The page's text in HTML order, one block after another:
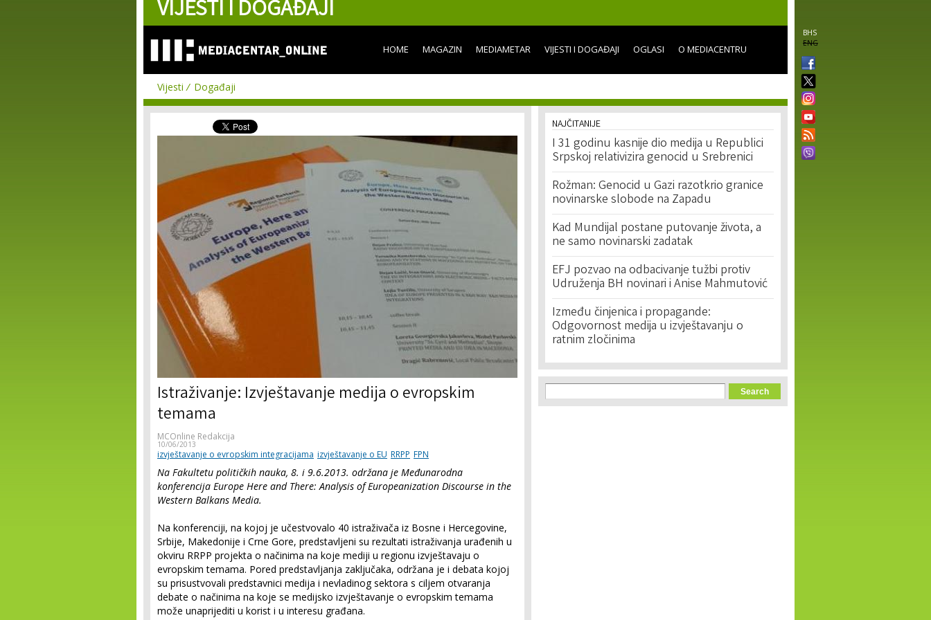
content
VIJESTI I DOGAĐAJI
BHS
ENG
HOME MAGAZIN MEDIAMETAR VIJESTI I DOGAĐAJI OGLASI O MEDIACENTRU
Vijesti Događaji
Istraživanje: Izvještavanje medija o evropskim
temama
MCOnline Redakcija
10/06/2013
izvještavanje o evropskim integracijama izvještavanje o EU RRPP FPN
Na Fakultetu političkih nauka, 8. i 9.6.2013. održana je Međunarodna
konferencija Europe Here and There: Analysis of Europeanization Discourse in the
Western Balkans Media.
Na konferenciji, na kojoj je učestvovalo 40 istraživača iz Bosne i Hercegovine,
Srbije, Makedonije i Crne Gore, predstavljeni su rezultati istraživanja urađenih u
okviru RRPP projekta o načinima na koje mediji u regionu izvještavaju o
evropskim temama. Pored predstavljanja zaključaka, održana je i debata kojoj
su prisustvovali predstavnici medija i nevladinog sektora s ciljem otvaranja
debate o načinima na koje se medijsko izvještavanje o evropskim temama
može unaprijediti u korist i u interesu građana.
NAJČITANIJE
I 31 godinu kasnije dio medija u Republici
Srpskoj relativizira genocid u Srebrenici
Rožman: Genocid u Gazi razotkrio granice
novinarske slobode na Zapadu
Kad Mundijal postane putovanje života, a
ne samo novinarski zadatak
EFJ pozvao na odbacivanje tužbi protiv
Udruženja BH novinari i Anise Mahmutović
Između činjenica i propagande:
Odgovornost medija u izvještavanju o
ratnim zločinima
Search form
Search